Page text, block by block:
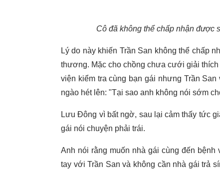
Cô đã không thể chấp nhận được
Lý do này khiến Trần San không thể chấp
thương. Mặc cho chồng chưa cưới giải
viện kiểm tra cùng bạn gái nhưng Trần
ngào hét lên: "Tại sao anh không nói sớm
Lưu Đông vì bất ngờ, sau lại cảm thấy tức
gái nói chuyện phải trái.
Anh nói rằng muốn nhà gái cùng đến
tay với Trần San và không cần nhà gái trả